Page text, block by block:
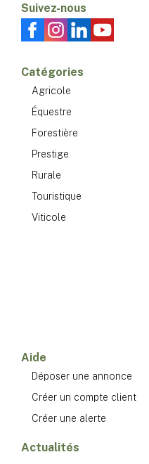
Suivez-nous
Catégories
Agricole
Équestre
Forestière
Prestige
Rurale
Touristique
Viticole
Aide
Déposer une annonce
Créer un compte client
Créer une alerte
Actualités